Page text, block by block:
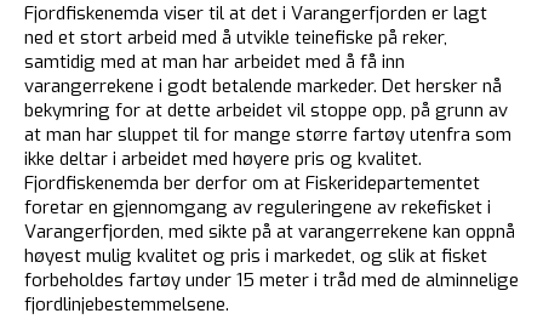
Fjordfiskenemda viser til at det i Varangerfjorden er lagt
ned et stort arbeid med å utvikle teinefiske på reker,
samtidig med at man har arbeidet med å få inn
varangerrekene i godt betalende markeder. Det hersker nå
bekymring for at dette arbeidet vil stoppe opp, på grunn av
at man har sluppet til for mange større fartøy utenfra som
ikke deltar i arbeidet med høyere pris og kvalitet.
Fjordfiskenemda ber derfor om at Fiskeridepartementet
foretar en gjennomgang av reguleringene av rekefisket i
Varangerfjorden, med sikte på at varangerrekene kan oppnå
høyest mulig kvalitet og pris i markedet, og slik at fisket
forbeholdes fartøy under 15 meter i tråd med de alminnelige
fjordlinjebestemmelsene.